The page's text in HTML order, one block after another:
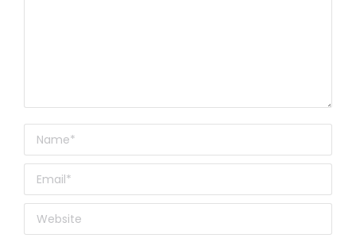
Name *
Email *
Website